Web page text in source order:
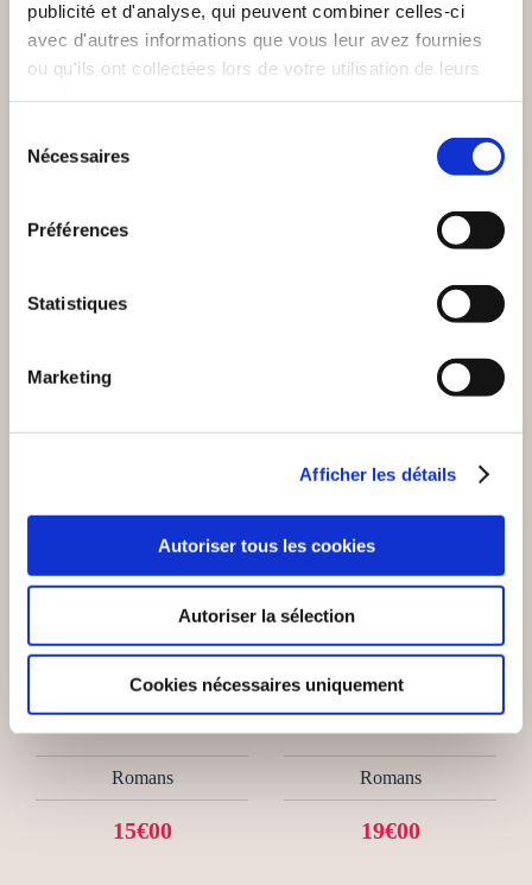
publicité et d'analyse, qui peuvent combiner celles-ci
avec d'autres informations que vous leur avez fournies
ou qu'ils ont collectées lors de votre utilisation de leurs
Nécessaires
Préférences
Statistiques
Marketing
Afficher les détails
Autoriser tous les cookies
Autoriser la sélection
Cookies nécessaires uniquement
Patrick BENT
JOCASTE 2.0 TOURMENTES
(0 avis)
Jean Alberti Claramunt
DESTINS CROISÉS
Romans
15€00
Lucie Hème
UNE ADOPTION
D'ENFER
Romans
19€00